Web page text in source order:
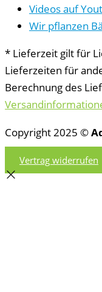
Videos auf
Wir pflanzen
* Lieferzeit gilt für
Lieferzeiten für
Berechnung des
Copyright 2025 ©
Vertrag widerrufen